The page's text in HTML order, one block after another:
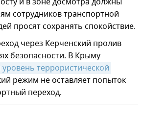
сотрудников транспортной
просят сохранять спокойствие.
через Керченский пролив
безопасности. В Крыму
террористической
режим не оставляет попыток
переход.